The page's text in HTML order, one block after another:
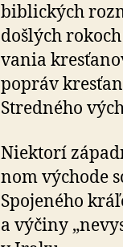
biblických
došlých
vania
popráv
Stredného
Niektorí
nom východe
Spo­je­ného
a výčiny